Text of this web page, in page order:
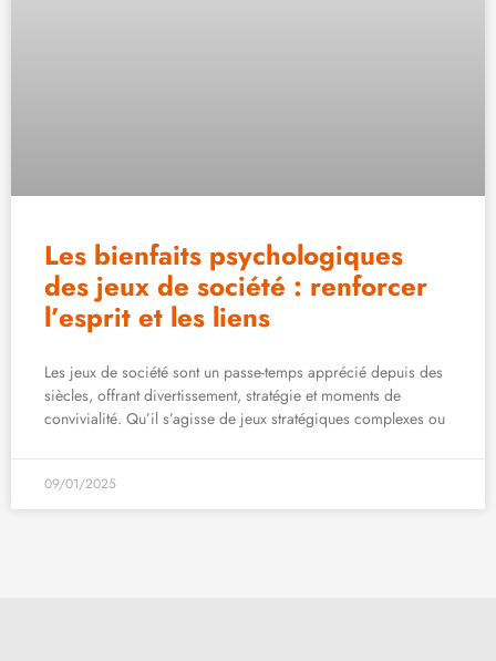
Les bienfaits psychologiques
des jeux de société : renforcer
l’esprit et les liens
Les jeux de société sont un passe-temps apprécié depuis des
siècles, offrant divertissement, stratégie et moments de
convivialité. Qu’il s’agisse de jeux stratégiques complexes ou
09/01/2025